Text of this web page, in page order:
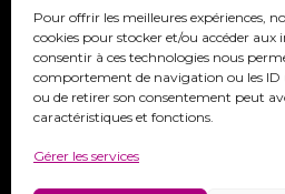
Pour offrir les meilleures expériences,
cookies pour stocker et/ou accéder
consentir à ces technologies nous
comportement de navigation ou les ID
ou de retirer son consentement peut
caractéristiques et fonctions.
Gérer les services